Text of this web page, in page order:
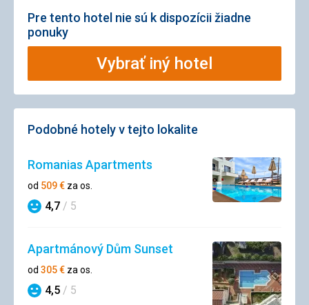
Pre tento hotel nie sú k dispozícii žiadne
ponuky
Vybrať iný hotel
Podobné hotely v tejto lokalite
Romanias Apartments
od 509€ za os.
Hodnotenie
4,7 / 5
Apartmánový Dům Sunset
od 305€ za os.
Hodnotenie
4,5 / 5